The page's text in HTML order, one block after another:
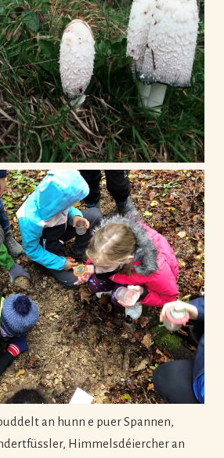
an hunn e puer Spannen,
Himmelsdéiercher an